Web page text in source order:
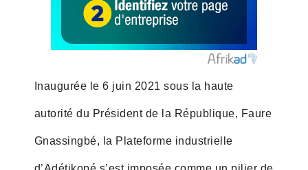
Inaugurée le 6 juin 2021 sous la haute
autorité du Président de la République, Faure
Gnassingbé, la Plateforme industrielle